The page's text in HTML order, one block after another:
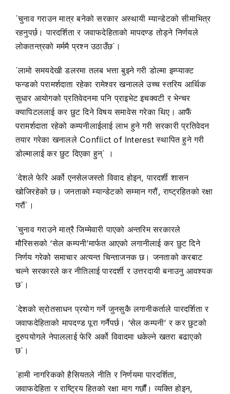
´चुनाव गराउन मात्र बनेको सरकार अस्थायी म्यान्डेटको सीमाभित्र
रहनुपर्छ। पारदर्शिता र जवाफदेहिताको मापदण्ड तोड्ने निर्णयले
लोकतन्त्रको मर्ममै प्रश्न उठाउँछ`।
´लामो समयदेखी डलरमा तलब भत्ता बुझ्ने गरी डोल्मा इम्प्याक्ट
फन्डको परामर्शदाता रहेका रामेश्वर खनालले उच्च स्तरिय आर्थिक
सुधार आयोगको प्रतिवेदनमा पनि प्राइभेट इचक्वटी र भेन्चर
क्यापिटललाई कर छुट दिने विषय समावेस गरेका थिए। आफैं
परामर्शदाता रहेको कम्पनीलाईलाई लाभ हुने गरी सरकारी प्रतिवेदन
तयार गरेका खनालले Conflict of Interest स्थापित हुने गरी
डोल्मालाई कर छुट दिएका हुन्` ।
´देशले फेरि अर्को एनसेलजस्तो विवाद होइन, पारदर्शी शासन
खोजिरहेको छ। जनताको म्यान्डेटको सम्मान गरौं, राष्ट्रहितको रक्षा
गरौं`।
´चुनाव गराउने मात्रै जिम्मेवारी पाएको अन्तरिम सरकारले
मौरिससको ‘सेल कम्पनी’मार्फत आएको लगानीलाई कर छुट दिने
निर्णय गरेको समाचार अत्यन्त चिन्ताजनक छ। जनताको करबाट
चल्ने सरकारले कर नीतिलाई पारदर्शी र उत्तरदायी बनाउनु आवश्यक
छ`।
´देशको स्रोतसाधन प्रयोग गर्ने जुनसुकै लगानीकर्ताले पारदर्शिता र
जवाफदेहिताको मापदण्ड पूरा गर्नैपर्छ। ‘सेल कम्पनी’ र कर छुटको
दुरुपयोगले नेपाललाई फेरि अर्को विवादमा धकेल्ने खतरा बढाएको
छ`।
´हामी नागरिकको हैसियतले नीति र निर्णयमा पारदर्शिता,
जवाफदेहिता र राष्ट्रिय हितको रक्षा माग गर्छौं। व्यक्ति होइन,